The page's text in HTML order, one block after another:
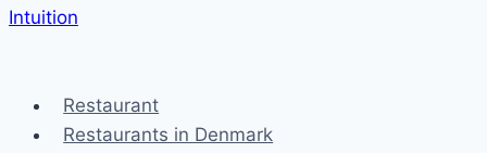
Intuition
Restaurant
Restaurants in Denmark